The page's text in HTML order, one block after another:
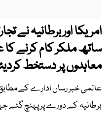
امریکا اور برطانیہ نے
ساتھ ملکر کام کرنے کا
معاہدوں پر دستخط
عالمی خبر رساں ادارے کے
برطانیہ کے دورے پر پہنچ گئے